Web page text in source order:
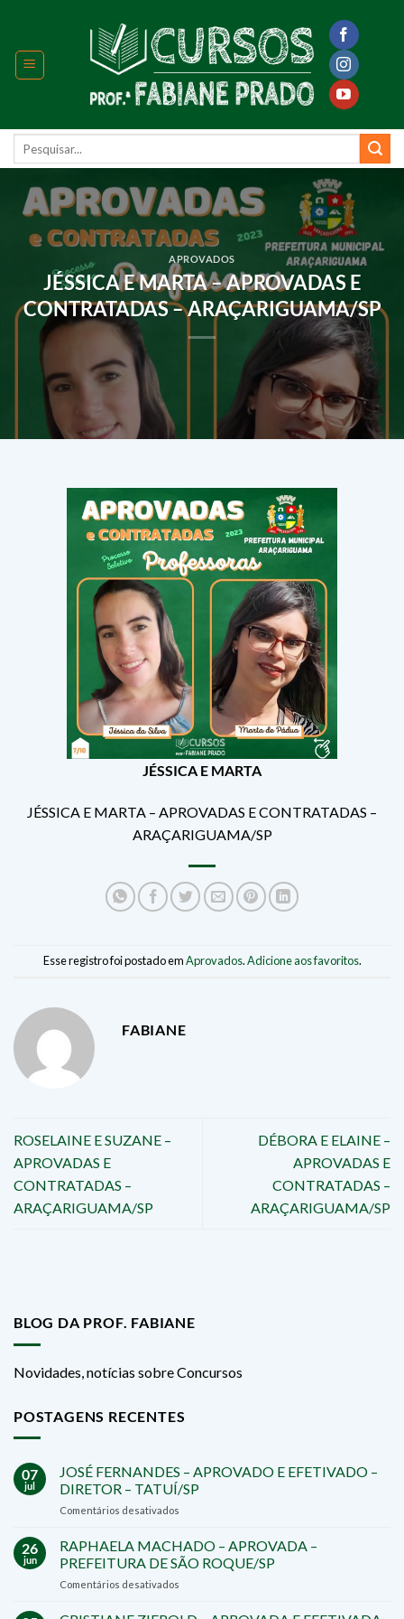
content
Pesquisar
APROVADOS
JÉSSICA E MARTA – APROVADAS E
CONTRATADAS – ARAÇARIGUAMA/SP
JÉSSICA E MARTA
JÉSSICA E MARTA – APROVADAS E CONTRATADAS –
ARAÇARIGUAMA/SP
Esse registro foi postado emAprovados.Adicione aos favoritos.
FABIANE
ROSELAINE E SUZANE –
APROVADAS E
CONTRATADAS –
ARAÇARIGUAMA/SP
DÉBORA E ELAINE –
APROVADAS E
CONTRATADAS –
ARAÇARIGUAMA/SP
BLOG DA PROF. FABIANE
Novidades, notícias sobre Concursos
POSTAGENS RECENTES
07
jul
JOSÉ FERNANDES – APROVADO E EFETIVADO –
DIRETOR – TATUÍ/SP
Comentários desativados
FERNANDES
–
APROVADO
26
jun
RAPHAELA MACHADO – APROVADA –
PREFEITURA DE SÃO ROQUE/SP
Comentários desativados
MACHADO